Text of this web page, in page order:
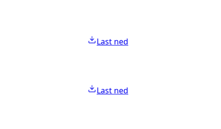
Last ned
Last ned